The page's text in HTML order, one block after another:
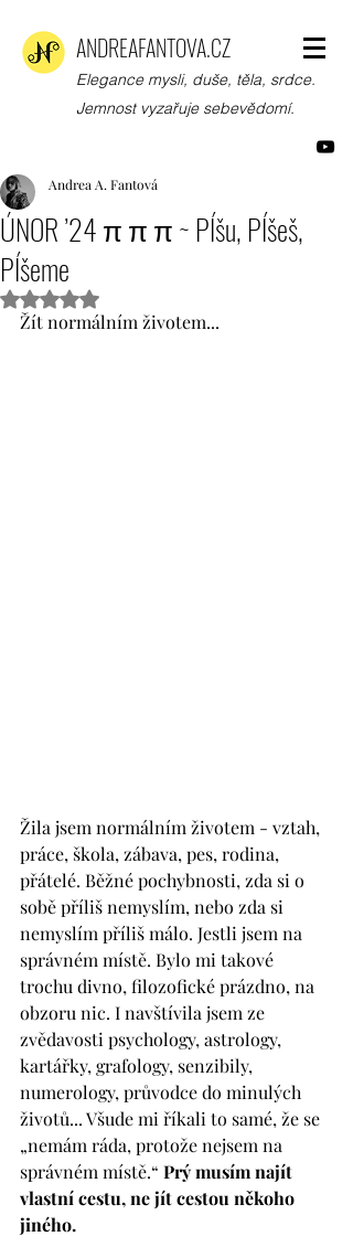
ANDREAFANTOVA.CZ
Elegance mysli, duše, těla, srdce.
Jemnost vyzařuje sebevědomí.
ÚNOR ’24 π π π ~ PÍšu, PÍšeš,
PÍšeme
Andrea A. Fantová
Hodnoceno NaN z 5 hvězdiček.
Žít normálním životem...
Žila jsem normálním životem - vztah,
práce, škola, zábava, pes, rodina,
přátelé. Běžné pochybnosti, zda si o
sobě příliš nemyslím, nebo zda si
nemyslím příliš málo. Jestli jsem na
správném místě. Bylo mi takové
trochu divno, filozofické prázdno, na
obzoru nic. I navštívila jsem ze
zvědavosti psychology, astrology,
kartářky, grafology, senzibily,
numerology, průvodce do minulých
životů... Všude mi říkali to samé, že se
„nemám ráda, protože nejsem na
správném místě.“ Prý musím najít
vlastní cestu, ne jít cestou někoho
jiného.